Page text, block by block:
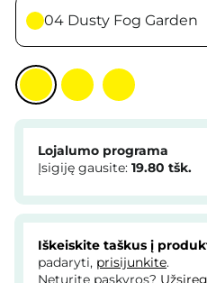
04 Dusty Fog Garden
Lojalumo programa
Įsigiję gausite: 19.80 tšk.
Iškeiskite taškus į
padaryti, prisijunkite.